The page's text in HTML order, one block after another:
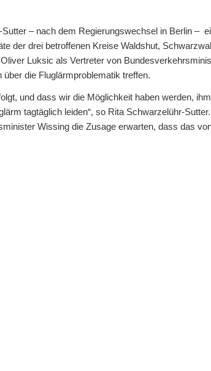
– nach dem Regierungswechsel in Berlin –
der drei betroffenen Kreise Waldshut,
Luksic als Vertreter von
die Fluglärmproblematik treffen.
und dass wir die Möglichkeit haben werden, ihm
tagtäglich leiden“, so Rita Schwarzelühr-Sutter.
Wissing die Zusage erwarten, dass das